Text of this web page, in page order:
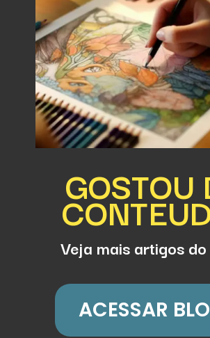
Veja mais artigos
GOSTOU
ACESSAR